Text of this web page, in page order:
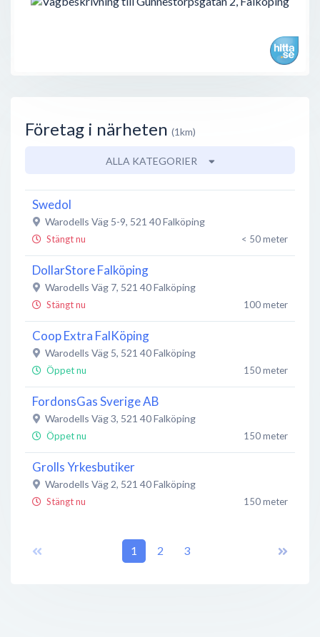
Företag i närheten (1km)
ALLA KATEGORIER
Swedol
Warodells Väg 5-9, 521 40Falköping
Stängt nu < 50 meter
DollarStore Falköping
Warodells Väg 7, 521 40Falköping
Stängt nu 100 meter
Coop Extra FalKöping
Warodells Väg 5, 521 40Falköping
Öppet nu 150 meter
FordonsGas Sverige AB
Warodells Väg 3, 521 40Falköping
Öppet nu 150 meter
Grolls Yrkesbutiker
Warodells Väg 2, 521 40Falköping
Stängt nu 150 meter
521 40 Falköping
1 2 3